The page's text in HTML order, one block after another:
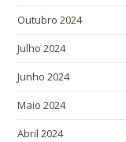
Outubro 2024
Julho 2024
Junho 2024
Maio 2024
Abril 2024